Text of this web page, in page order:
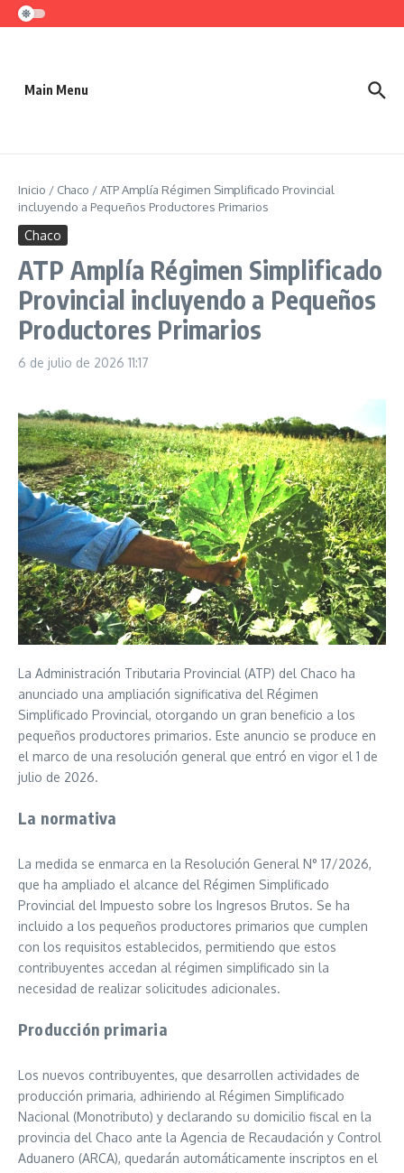
Saltar al contenido
Main Menu
Inicio / Chaco /ATP Amplía Régimen Simplificado Provincial
incluyendo a Pequeños Productores Primarios
Chaco
ATP Amplía Régimen Simplificado
Provincial incluyendo a Pequeños
Productores Primarios
6 de julio de 2026 11:17
La Administración Tributaria Provincial (ATP) del Chaco ha
anunciado una ampliación significativa del Régimen
Simplificado Provincial, otorgando un gran beneficio a los
pequeños productores primarios. Este anuncio se produce en
el marco de una resolución general que entró en vigor el 1 de
julio de 2026.
La normativa
La medida se enmarca en la Resolución General N° 17/2026,
que ha ampliado el alcance del Régimen Simplificado
Provincial del Impuesto sobre los Ingresos Brutos. Se ha
incluido a los pequeños productores primarios que cumplen
con los requisitos establecidos, permitiendo que estos
contribuyentes accedan al régimen simplificado sin la
necesidad de realizar solicitudes adicionales.
Producción primaria
Los nuevos contribuyentes, que desarrollen actividades de
producción primaria, adhiriendo al Régimen Simplificado
Nacional (Monotributo) y declarando su domicilio fiscal en la
provincia del Chaco ante la Agencia de Recaudación y Control
Aduanero (ARCA), quedarán automáticamente inscriptos en el